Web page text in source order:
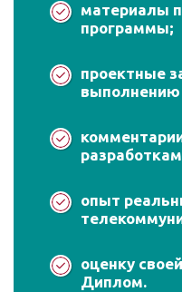
материалы
программы;
проектные
выполнению
опыт
оценку
Диплом.